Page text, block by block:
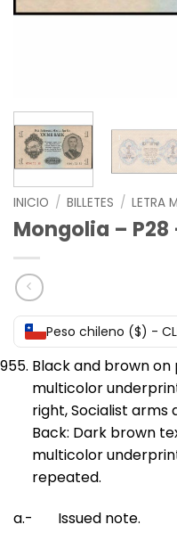
INICIO / BILLETES / LETRA M
Mongolia – P28
Peso chileno ($) -
Black and brown
multicolor
right, Socialist arms
Back: Dark brown
multicolor
repeated.
a.- Issued note.